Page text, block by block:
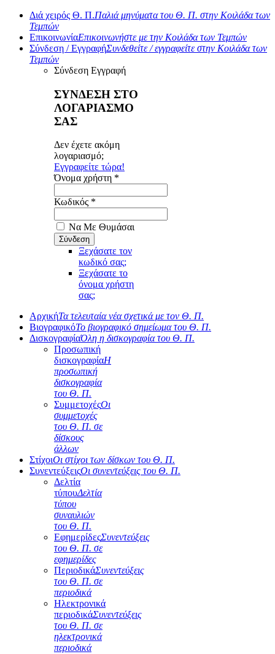
Διά χειρός Θ. Π.Παλιά μηνύματα του Θ. Π. στην Κοιλάδα των
Τεμπών
ΕπικοινωνίαΕπικοινωνήστε με την Κοιλάδα των Τεμπών
Σύνδεση / ΕγγραφήΣυνδεθείτε / εγγραφείτε στην Κοιλάδα των
Τεμπών
Σύνδεση Εγγραφή
ΣΥΝΔΕΣΗ ΣΤΟ
ΛΟΓΑΡΙΑΣΜΟ
ΣΑΣ
Δεν έχετε ακόμη
λογαριασμό;
Εγγραφείτε τώρα!
Όνομα χρήστη *
Κωδικός *
Να Με Θυμάσαι
Ξεχάσατε τον
κωδικό σας;
Ξεχάσατε το
όνομα χρήστη
σας;
ΑρχικήΤα τελευταία νέα σχετικά με τον Θ. Π.
ΒιογραφικόΤο βιογραφικό σημείωμα του Θ. Π.
ΔισκογραφίαΌλη η δισκογραφία του Θ. Π.
Προσωπική
δισκογραφίαΗ
προσωπική
δισκογραφία
του Θ. Π.
ΣυμμετοχέςΟι
συμμετοχές
του Θ. Π. σε
δίσκους
άλλων
ΣτίχοιΟι στίχοι των δίσκων του Θ. Π.
ΣυνεντεύξειςΟι συνεντεύξεις του Θ. Π.
Δελτία
τύπουΔελτία
τύπου
συναυλιών
του Θ. Π.
ΕφημερίδεςΣυνεντεύξεις
του Θ. Π. σε
εφημερίδες
ΠεριοδικάΣυνεντεύξεις
του Θ. Π. σε
περιοδικά
Ηλεκτρονικά
περιοδικάΣυνεντεύξεις
του Θ. Π. σε
ηλεκτρονικά
περιοδικά